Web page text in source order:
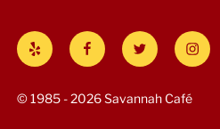
Yelp FacebookTwitter
© 1985 - 2026 Savannah Café